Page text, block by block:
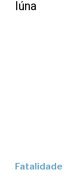
Fatalidade